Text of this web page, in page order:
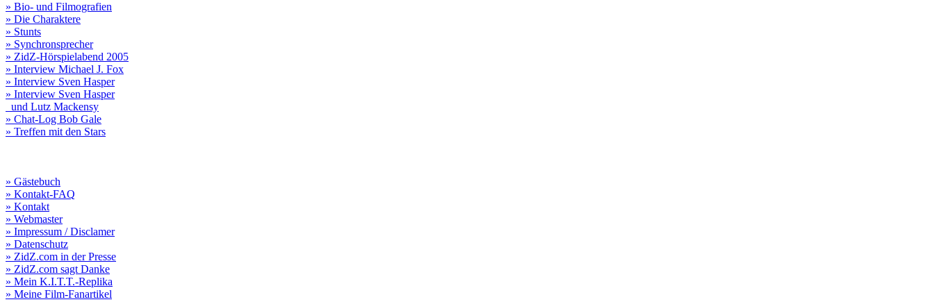
» Bio- und Filmografien
» Die Charaktere
» Stunts
» Synchronsprecher
» ZidZ-Hörspielabend 2005
» Interview Michael J. Fox
» Interview Sven Hasper
» Interview Sven Hasper
und Lutz Mackensy
» Chat-Log Bob Gale
» Treffen mit den Stars
» Gästebuch
» Kontakt-FAQ
» Kontakt
» Webmaster
» Impressum / Disclamer
» Datenschutz
» ZidZ.com in der Presse
» ZidZ.com sagt Danke
» Mein K.I.T.T.-Replika
» Meine Film-Fanartikel